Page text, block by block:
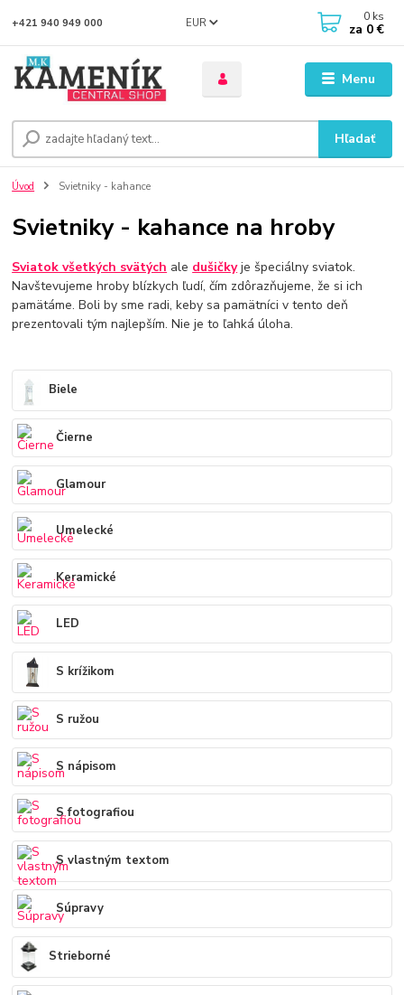
Menu
EUR
Hľadať
+421 940 949 000 0 ks
za 0 €
Úvod Svietniky - kahance
Svietniky - kahance na hroby
Sviatok všetkých svätých ale dušičkyje špeciálny sviatok.
Navštevujeme hroby blízkych ľudí, čím zdôrazňujeme, že si ich
pamätáme. Boli by sme radi, keby sa pamätníci v tento deň
prezentovali tým najlepším. Nie je to ľahká úloha.
Biele
Čierne
Glamour
Umelecké
Keramické
LED
S krížikom
S ružou
S nápisom
S fotografiou
S vlastným textom
Súpravy
Strieborné